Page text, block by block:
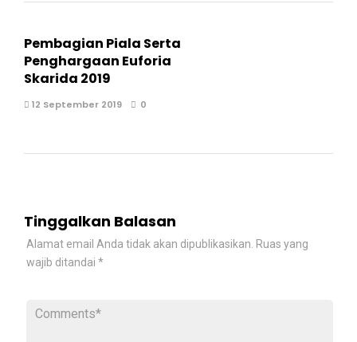
Pembagian Piala Serta
Penghargaan Euforia
Skarida 2019
12 September 2019 0
Tinggalkan Balasan
Alamat email Anda tidak akan dipublikasikan. Ruas yang
wajib ditandai *